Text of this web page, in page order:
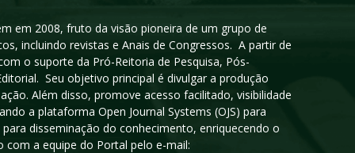
em 2008, fruto da visão pioneira de um grupo de
incluindo revistas e Anais de Congressos. A partir de
o suporte da Pró-Reitoria de Pesquisa, Pós-
Seu objetivo principal é divulgar a produção
Além disso, promove acesso facilitado, visibilidade
a plataforma Open Journal Systems (OJS) para
disseminação do conhecimento, enriquecendo o
a equipe do Portal pelo e-mail: